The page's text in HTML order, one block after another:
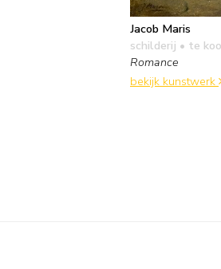
Jacob Maris
schilderij • te
Romance
bekijk kunstwerk